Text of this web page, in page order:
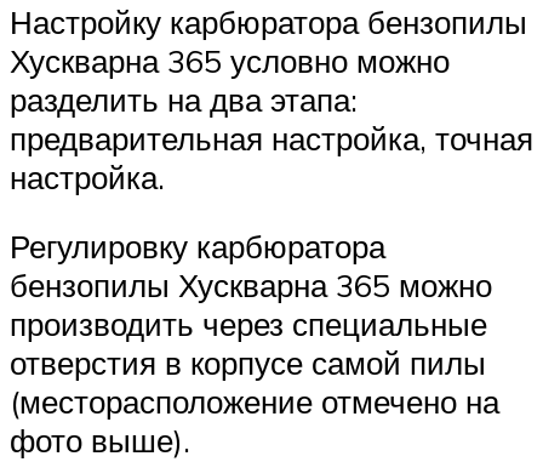
Настройку карбюратора бензопилы
Хускварна 365 условно можно
разделить на два этапа:
предварительная настройка, точная
настройка.
Регулировку карбюратора
бензопилы Хускварна 365 можно
производить через специальные
отверстия в корпусе самой пилы
(месторасположение отмечено на
фото выше).